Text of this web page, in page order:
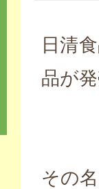
日清
品が
その